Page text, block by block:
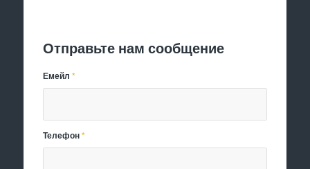
Отправьте нам сообщение
Емейл*
Телефон*